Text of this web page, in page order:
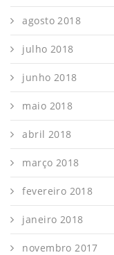
agosto 2018
julho 2018
junho 2018
maio 2018
abril 2018
março 2018
fevereiro 2018
janeiro 2018
novembro 2017